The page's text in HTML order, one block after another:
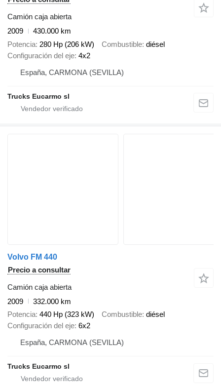
Camión caja abierta
2009
430.000 km
Potencia 280 Hp (206 kW) Combustible diésel
Configuración del eje 4x2
España, CARMONA (SEVILLA)
Trucks Eucarmo sl
Volvo FM 440
Precio a consultar
Camión caja abierta
2009
332.000 km
Potencia 440 Hp (323 kW) Combustible diésel
Configuración del eje 6x2
España, CARMONA (SEVILLA)
Trucks Eucarmo sl